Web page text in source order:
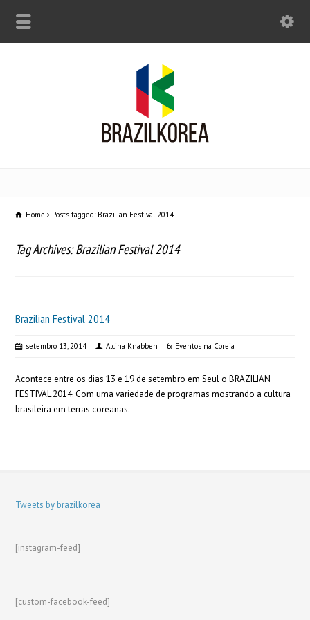
Home Posts tagged: Brazilian Festival 2014
Tag Archives: Brazilian Festival 2014
Brazilian Festival 2014
setembro 13, 2014 Alcina Knabben Eventos na Coreia
Acontece entre os dias 13 e 19 de setembro em Seul o BRAZILIAN
FESTIVAL 2014. Com uma variedade de programas mostrando a cultura
brasileira em terras coreanas.
Tweets by brazilkorea
[instagram-feed]
[custom-facebook-feed]